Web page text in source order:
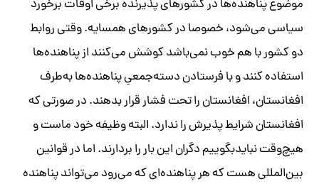
موضوع پناهنده‌ها در کشورهای پذیرنده برخی اوقات برخورد
سیاسی می‌شود، خصوصا در کشورهای همسایه. وقتی روابط
دو کشور با هم خوب نمی‌باشد کوشش می‌کنند از پناهنده‌ها
استفاده کنند و با فرستادن دسته‌جمعیِ پناهنده‌ها به‌طرف
افغانستان، افغانستان را تحت فشار قرار بدهند. در صورتی که
افغانستان شرایط پذیرش را ندارد. البته وظیفه خود ماست و
هیچ‌وقت نبایدبگوییم دگران این بار را بردارند. اما در قوانین
بین‌المللی هست که هر پناهنده‌ای که می‌رود می‌تواند پناهنده